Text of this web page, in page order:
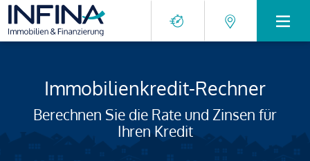
Immobilienkredit-Rechner
Berechnen Sie die Rate und Zinsen für
Ihren Kredit